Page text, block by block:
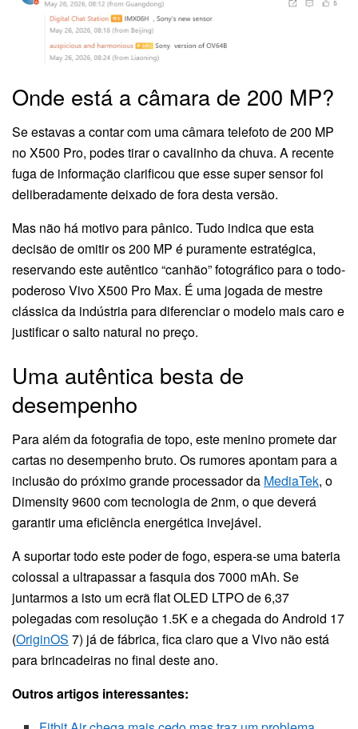
Onde está a câmara de 200 MP?
Se estavas a contar com uma câmara telefoto de 200 MP
no X500 Pro, podes tirar o cavalinho da chuva. A recente
fuga de informação clarificou que esse super sensor foi
deliberadamente deixado de fora desta versão.
Mas não há motivo para pânico. Tudo indica que esta
decisão de omitir os 200 MP é puramente estratégica,
reservando este autêntico “canhão” fotográfico para o todo-
poderoso Vivo X500 Pro Max. É uma jogada de mestre
clássica da indústria para diferenciar o modelo mais caro e
justificar o salto natural no preço.
Uma autêntica besta de
desempenho
Para além da fotografia de topo, este menino promete dar
cartas no desempenho bruto. Os rumores apontam para a
inclusão do próximo grande processador da MediaTek, o
Dimensity 9600 com tecnologia de 2nm, o que deverá
garantir uma eficiência energética invejável.
A suportar todo este poder de fogo, espera-se uma bateria
colossal a ultrapassar a fasquia dos 7000 mAh. Se
juntarmos a isto um ecrã flat OLED LTPO de 6,37
polegadas com resolução 1.5K e a chegada do Android 17
(OriginOS 7) já de fábrica, fica claro que a Vivo não está
para brincadeiras no final deste ano.
Outros artigos interessantes: